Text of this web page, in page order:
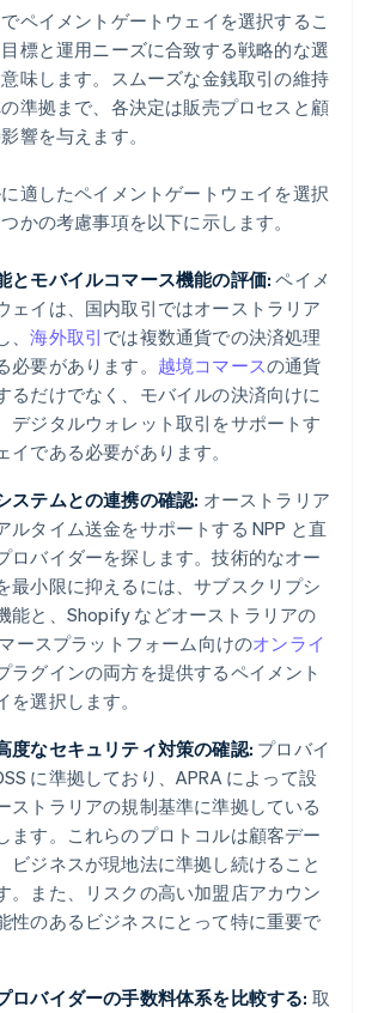
ペイメントゲートウェイを選択するこ
標と運用ニーズに合致する戦略的な選
味します。スムーズな金銭取引の維持
準拠まで、各決定は販売プロセスと顧
響を与えます。
適したペイメントゲートウェイを選択
かの考慮事項を以下に示します。
とモバイルコマース機能の評価: ペイメ
ェイは、国内取引ではオーストラリア
、海外取引 では複数通貨での決済処理
必要があります。 越境コマースの通貨
るだけでなく、モバイルの決済向けに
デジタルウォレット取引をサポートす
イである必要があります。
ステムとの連携の確認: オーストラリア
ルタイム送金をサポートする NPP と直
ロバイダーを探します。技術的なオー
最小限に抑えるには、サブスクリプシ
能と、Shopify などオーストラリアの
ースプラットフォーム向けのオンライ
ラグインの両方を提供するペイメント
を選択します。
度なセキュリティ対策の確認: プロバイ
に準拠しており、APRA によって設
ストラリアの規制基準に準拠している
ます。これらのプロトコルは顧客デー
ビジネスが現地法に準拠し続けること
。また、リスクの高い加盟店アカウン
性のあるビジネスにとって特に重要で
ロバイダーの手数料体系を比較する: 取